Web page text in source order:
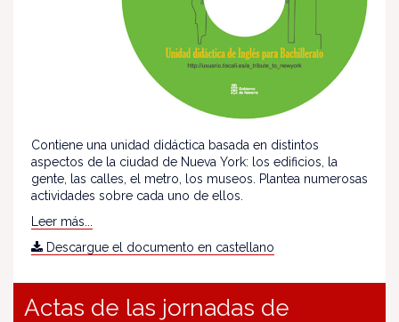
Contiene una unidad didáctica basada en distintos
aspectos de la ciudad de Nueva York: los edificios, la
gente, las calles, el metro, los museos. Plantea numerosas
actividades sobre cada uno de ellos.
Leer más...
Descargue el documento en castellano
Actas de las jornadas de